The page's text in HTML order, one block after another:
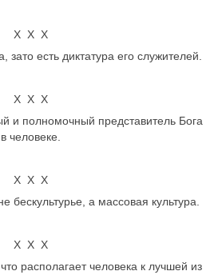
Х Х Х
зато есть диктатура его служителей.
Х Х Х
и полномочный представитель Бога
в человеке.
Х Х Х
бескультурье, а массовая культура.
Х Х Х
располагает человека к лучшей из